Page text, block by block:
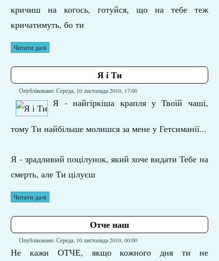
кричиш на когось, готуйся, що на тебе теж
кричатимуть, бо ти
Читати далі
Я і Ти
Опубліковано: Середа, 10 листопада 2010, 17:00
Я - найгіркіша крапля у Твоїй чаші,
тому Ти найбільше молишся за мене у Гетсиманії...
Я - зрадливий поцілунок, який хоче видати Тебе на
смерть, але Ти цілуєш
Читати далі
Отче наш
Опубліковано: Середа, 10 листопада 2010, 00:00
Не кажи ОТЧЕ, якщо кожного дня ти не